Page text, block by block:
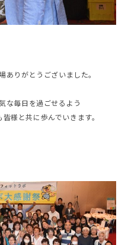
ありがとうございました。
な毎日を過ごせるよう
様と共に歩んでいきます。